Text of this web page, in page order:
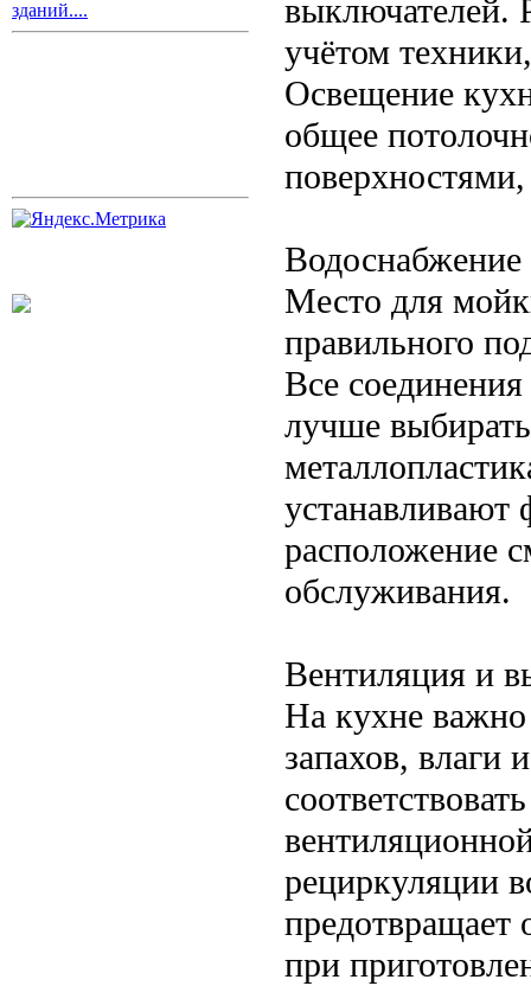
зданий....
выключателей.
учётом
Освещение
общее
Водоснабжение
Место для
правильного
Все
лучше
расположение
обслуживания.
Вентиляция и
На кухне важно
запахов, влаги
рециркуляции
предотвращает
при